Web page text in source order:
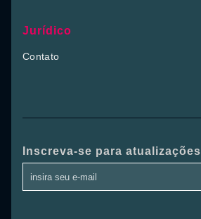
Jurídico
Contato
Inscreva-se para atualizações